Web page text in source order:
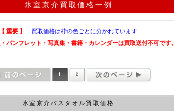
氷室京介買取価格一例
【 重要 】
買取価格は枠の色ごとに分かれています
パンフレット・写真集・書籍・カレンダーは買取送付不可です。
氷室京介バスタオル買取価格